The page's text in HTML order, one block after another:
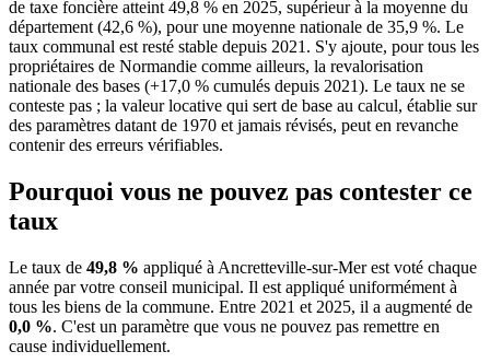
de taxe foncière atteint 49,8 % en 2025, supérieur à la moyenne du
département (42,6 %), pour une moyenne nationale de 35,9 %. Le
taux communal est resté stable depuis 2021. S'y ajoute, pour tous les
propriétaires de Normandie comme ailleurs, la revalorisation
nationale des bases (+17,0 % cumulés depuis 2021). Le taux ne se
conteste pas ; la valeur locative qui sert de base au calcul, établie sur
des paramètres datant de 1970 et jamais révisés, peut en revanche
contenir des erreurs vérifiables.
Pourquoi vous ne pouvez pas contester ce
taux
Le taux de 49,8 % appliqué à Ancretteville-sur-Mer est voté chaque
année par votre conseil municipal. Il est appliqué uniformément à
tous les biens de la commune. Entre 2021 et 2025, il a augmenté de
0,0 %. C'est un paramètre que vous ne pouvez pas remettre en
cause individuellement.